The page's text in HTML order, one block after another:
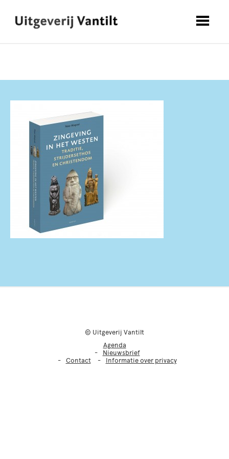
© Uitgeverij Vantilt
Agenda
Nieuwsbrief
Contact
Informatie over privacy